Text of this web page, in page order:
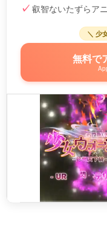
叡智ないたずらア
＼ 少
無料で